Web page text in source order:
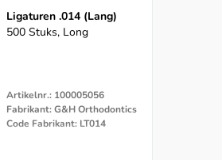
Ligaturen .014 (lang)
500 Stuks, Long
Artikelnr.: 100005056
Fabrikant: G&H Orthodontics
Code Fabrikant: LT014